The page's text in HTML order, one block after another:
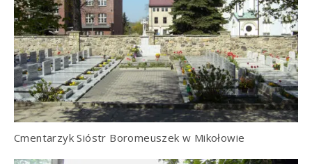
Cmentarzyk Sióstr Boromeuszek w Mikołowie